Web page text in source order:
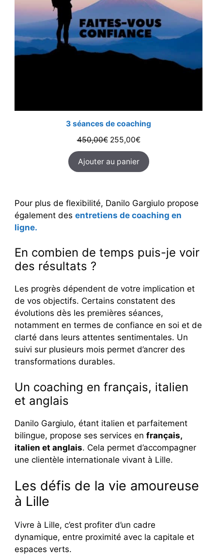
3 séances de coaching
450,00€ Le
prix
initial
était :
255,00€Le
prix
actuel
est :
Ajouter au panier
Pour plus de flexibilité, Danilo Gargiulo propose
également des entretiens de coaching en
ligne.
En combien de temps puis-je voir
des résultats ?
Les progrès dépendent de votre implication et
de vos objectifs. Certains constatent des
évolutions dès les premières séances,
notamment en termes de confiance en soi et de
clarté dans leurs attentes sentimentales. Un
suivi sur plusieurs mois permet d’ancrer des
transformations durables.
Un coaching en français, italien
et anglais
Danilo Gargiulo, étant italien et parfaitement
bilingue, propose ses services en français,
italien et anglais. Cela permet d’accompagner
une clientèle internationale vivant à Lille.
Les défis de la vie amoureuse
à Lille
Vivre à Lille, c’est profiter d’un cadre
dynamique, entre proximité avec la capitale et
espaces verts.